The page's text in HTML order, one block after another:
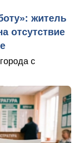
житель
отсутствие
с